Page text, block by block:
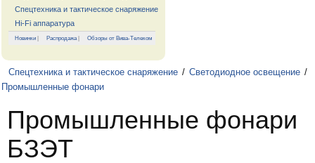
Спецтехника и тактическое снаряжение
Hi-Fi аппаратура
Новинки | Распродажа| Обзоры от Вива-Телеком
Спецтехника и тактическое снаряжение / Светодиодное освещение /
Промышленные фонари
Промышленные фонари
БЗЭТ